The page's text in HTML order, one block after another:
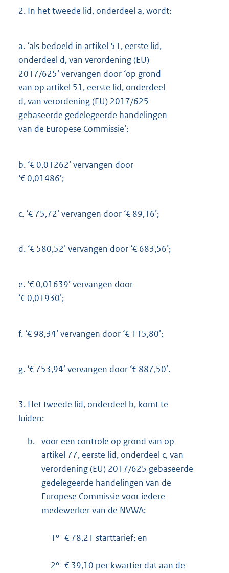
2. In het tweede lid, onderdeel a, wordt:
a. ‘als bedoeld in artikel 51, eerste lid,
onderdeel d, van verordening (EU)
2017/625’ vervangen door ‘op grond
van op artikel 51, eerste lid, onderdeel
d, van verordening (EU) 2017/625
gebaseerde gedelegeerde handelingen
van de Europese Commissie’;
b. ‘€ 0,01262’ vervangen door
‘€ 0,01486’;
c. ‘€ 75,72’ vervangen door ‘€ 89,16’;
d. ‘€ 580,52’ vervangen door ‘€ 683,56’;
e. ‘€ 0,01639’ vervangen door
‘€ 0,01930’;
f. ‘€ 98,34’ vervangen door ‘€ 115,80’;
g. ‘€ 753,94’ vervangen door ‘€ 887,50’.
3. Het tweede lid, onderdeel b, komt te
luiden:
b. voor een controle op grond van op
artikel 77, eerste lid, onderdeel c, van
verordening (EU) 2017/625 gebaseerde
gedelegeerde handelingen van de
Europese Commissie voor iedere
medewerker van de NVWA:
1° € 78,21 starttarief; en
2° € 39,10 per kwartier dat aan de